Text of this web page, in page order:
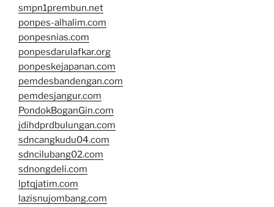
smpn1prembun.net
ponpes-alhalim.com
ponpesnias.com
ponpesdarulafkar.org
ponpeskejapanan.com
pemdesbandengan.com
pemdesjangur.com
PondokBoganGin.com
jdihdprdbulungan.com
sdncangkudu04.com
sdncilubang02.com
sdnongdeli.com
lptqjatim.com
lazisnujombang.com